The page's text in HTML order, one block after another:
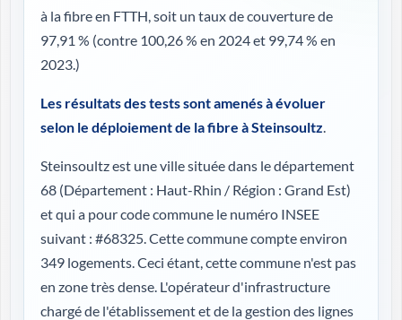
à la fibre en FTTH, soit un taux de couverture de
97,91 % (contre 100,26 % en 2024 et 99,74 % en
2023.)
Les résultats des tests sont amenés à évoluer
selon le déploiement de la fibre à Steinsoultz.
Steinsoultz est une ville située dans le département
68 (Département : Haut-Rhin / Région : Grand Est)
et qui a pour code commune le numéro INSEE
suivant : #68325. Cette commune compte environ
349 logements. Ceci étant, cette commune n'est pas
en zone très dense. L'opérateur d'infrastructure
chargé de l'établissement et de la gestion des lignes